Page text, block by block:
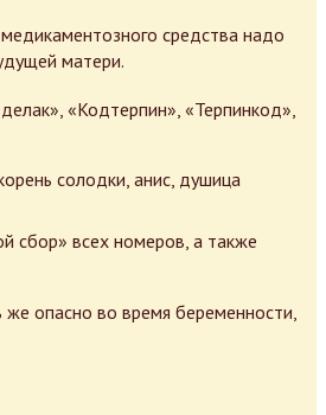
средства надо
матери.
«Кодтерпин», «Терпинкод»,
солодки, анис, душица
сбор» всех номеров, а также
опасно во время беременности,